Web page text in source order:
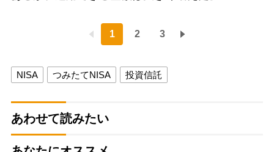
1 2 3
NISA つみたてNISA 投資信託
あわせて読みたい